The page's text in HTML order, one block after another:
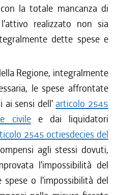
la totale mancanza di
realizzato non sia
dette spese e
Regione, integralmente
le spese affrontate
ai sensi dell' articolo 2545
civilee dai liquidatori
2545 octiesdecies del
agli stessi dovuti,
l'impossibilità del
o l'impossibilità del